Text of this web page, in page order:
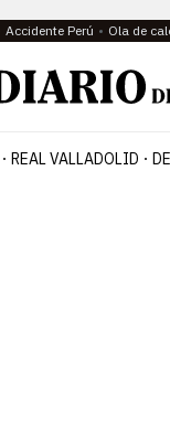
Accidente Perú Ola de
REAL VALLADOLID